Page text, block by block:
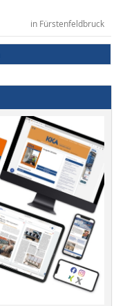
in Fürstenfeldbruck